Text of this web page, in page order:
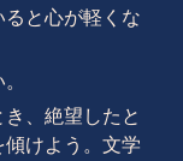
と心が軽くな
、絶望したと
けよう。文学